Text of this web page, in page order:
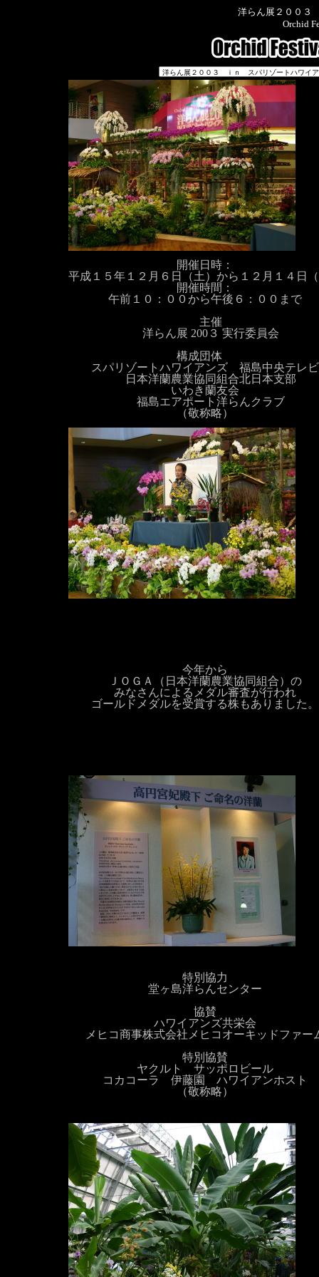
洋らん展２００
Orchid
開催日時：
平成１５年１２月６日（土）から１２月１４日
開催時間：
午前１０：００から午後６：００まで
主催
洋らん展 200３ 実行委員会
構成団体
スパリゾートハワイアンズ 福島中央テレビ
日本洋蘭農業協同組合北日本支部
いわき蘭友会
福島エアポート洋らんクラブ
（敬称略）
今年から
ＪＯＧＡ（日本洋蘭農業協同組合）の
みなさんによるメダル審査が行われ
ゴールドメダルを受賞する株もありました。
特別協力
堂ヶ島洋らんセンター
協賛
ハワイアンズ共栄会
メヒコ商事株式会社メヒコオーキッドファー
特別協賛
ヤクルト サッポロビール
コカコーラ 伊藤園 ハワイアンホスト
（敬称略）